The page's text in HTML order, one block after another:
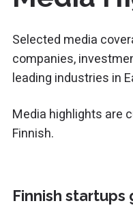
Selected media
companies,
leading industries in
Media highlights are
Finnish.
Finnish